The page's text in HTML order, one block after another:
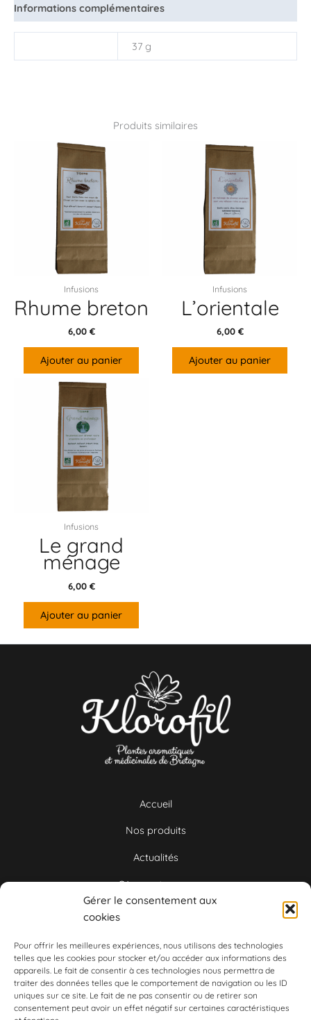
Gérer le consentement aux
cookies
Pour offrir les meilleures expériences, nous utilisons des technologies
telles que les cookies pour stocker et/ou accéder aux informations des
appareils. Le fait de consentir à ces technologies nous permettra de
traiter des données telles que le comportement de navigation ou les ID
uniques sur ce site. Le fait de ne pas consentir ou de retirer son
consentement peut avoir un effet négatif sur certaines caractéristiques
Informations complémentaires
37 g
Produits similaires
Infusions
Rhume breton
6,00 €
Ajouter au panier
Infusions
L’orientale
6,00 €
Ajouter au panier
Infusions
Le grand
ménage
6,00 €
Ajouter au panier
Accueil
Nos produits
Actualités
Où nous trouver
Marie-Emmanuelle
Courrio